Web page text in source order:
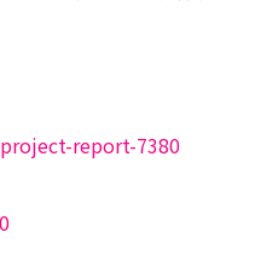
report-7380